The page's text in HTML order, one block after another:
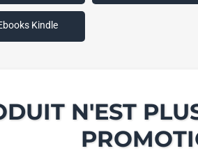
Kindle
N'EST